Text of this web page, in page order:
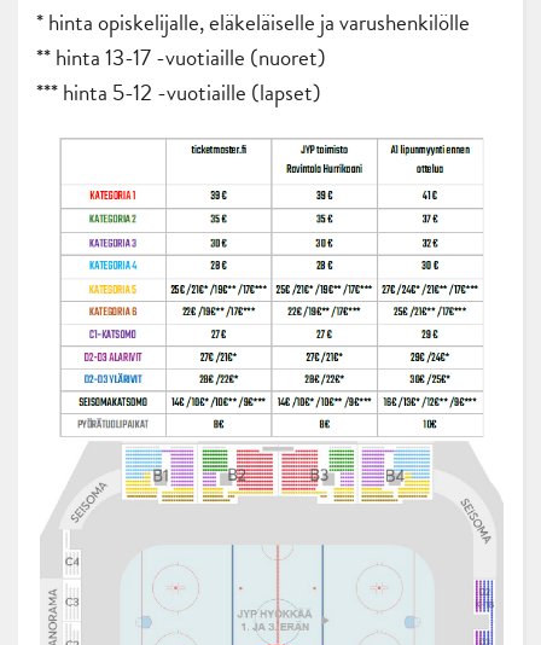
* hinta opiskelijalle, eläkeläiselle ja varushenkilölle
** hinta 13-17 -vuotiaille (nuoret)
*** hinta 5-12 -vuotiaille (lapset)